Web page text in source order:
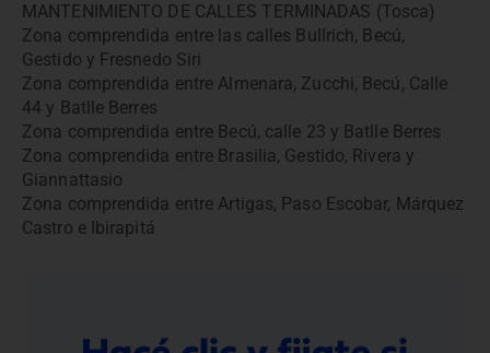
MANTENIMIENTO DE CALLES TERMINADAS (Tosca)
Zona comprendida entre las calles Bullrich, Becú,
Gestido y Fresnedo Siri
Zona comprendida entre Almenara, Zucchi, Becú, Calle
44 y Batlle Berres
Zona comprendida entre Becú, calle 23 y Batlle Berres
Zona comprendida entre Brasilia, Gestido, Rivera y
Giannattasio
Zona comprendida entre Artigas, Paso Escobar, Márquez
Castro e Ibirapitá